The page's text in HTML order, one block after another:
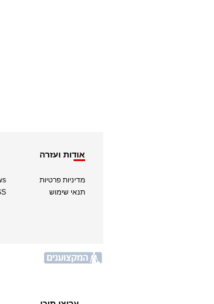
אודות ועזרה
מדיניות פרטיות
תנאי שימוש